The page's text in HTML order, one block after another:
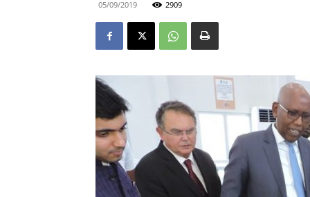
05/09/2019 2909